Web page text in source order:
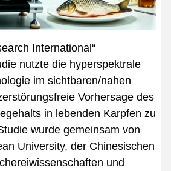
International“
nutzte die hyperspektrale
im sichtbaren/nahen
Vorhersage des
in lebenden Karpfen zu
wurde gemeinsam von
University, der Chinesischen
und